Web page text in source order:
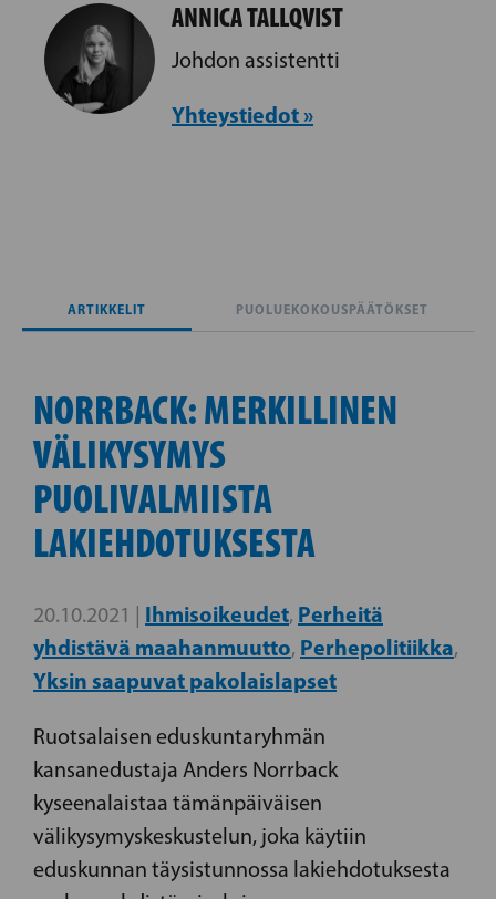
ANNICA TALLQVIST
Johdon assistentti
Yhteystiedot »
ARTIKKELIT PUOLUEKOKOUSPÄÄTÖKSET
NORRBACK: MERKILLINEN
VÄLIKYSYMYS
PUOLIVALMIISTA
LAKIEHDOTUKSESTA
20.10.2021 | Ihmisoikeudet, Perheitä
yhdistävä maahanmuutto, Perhepolitiikka,
Yksin saapuvat pakolaislapset
Ruotsalaisen eduskuntaryhmän
kansanedustaja Anders Norrback
kyseenalaistaa tämänpäiväisen
välikysymyskeskustelun, joka käytiin
eduskunnan täysistunnossa lakiehdotuksesta